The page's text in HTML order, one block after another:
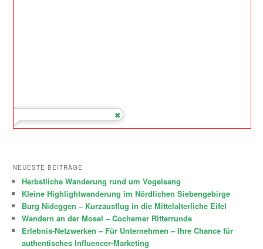
NEUESTE BEITRÄGE
Herbstliche Wanderung rund um Vogelsang
Kleine Highlightwanderung im Nördlichen Siebengebirge
Burg Nideggen – Kurzausflug in die Mittelalterliche Eifel
Wandern an der Mosel – Cochemer Ritterrunde
Erlebnis-Netzwerken – Für Unternehmen – Ihre Chance für
authentisches Influencer-Marketing